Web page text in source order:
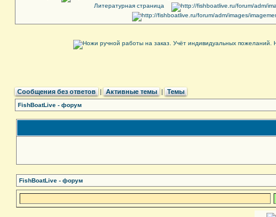
Литературная страница
Сообщения без ответов | Активные темы | Темы
FishBoatLive - форум
FishBoatLive - форум